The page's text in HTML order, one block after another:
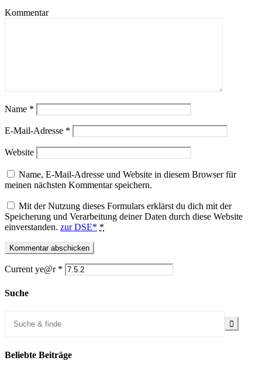
Kommentar
Name *
E-Mail-Adresse *
Website
Name, E-Mail-Adresse und Website in diesem Browser für
meinen nächsten Kommentar speichern.
Mit der Nutzung dieses Formulars erklärst du dich mit der
Speicherung und Verarbeitung deiner Daten durch diese Website
einverstanden. zur DSE* *
Current ye@r *
Suche
Beliebte Beiträge